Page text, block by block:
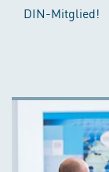
DIN-Mitglied!